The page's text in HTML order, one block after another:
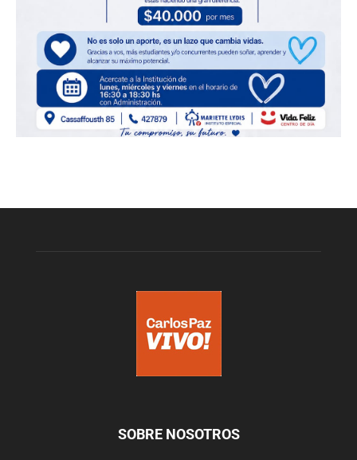
SOBRE NOSOTROS